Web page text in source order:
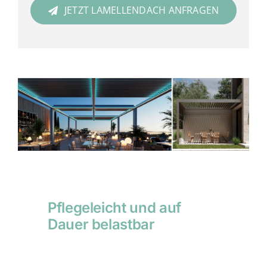
JETZT LAMELLENDACH ANFRAGEN
Pflegeleicht und auf
Dauer belastbar